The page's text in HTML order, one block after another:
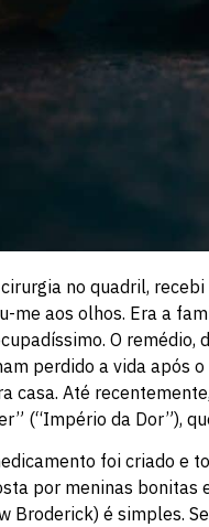
no quadril,
me aos olhos. Era a
O
perdido a vida após
casa. Até
(“Império da Dor”),
foi criado e
por meninas bonitas
Broderick) é simples.